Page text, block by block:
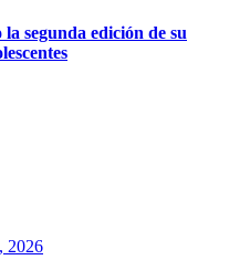
segunda edición de su
2026